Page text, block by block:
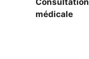
médicale